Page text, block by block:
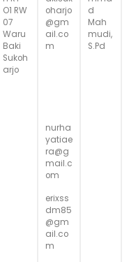
O1 RW
07
Waru
Baki
Sukoh
arjo
oharjo
@gm
ail.co
m
d
Mah
mudi,
S.Pd
nurha
yatiae
ra@g
mail.c
om
erixss
dm85
@gm
ail.co
m